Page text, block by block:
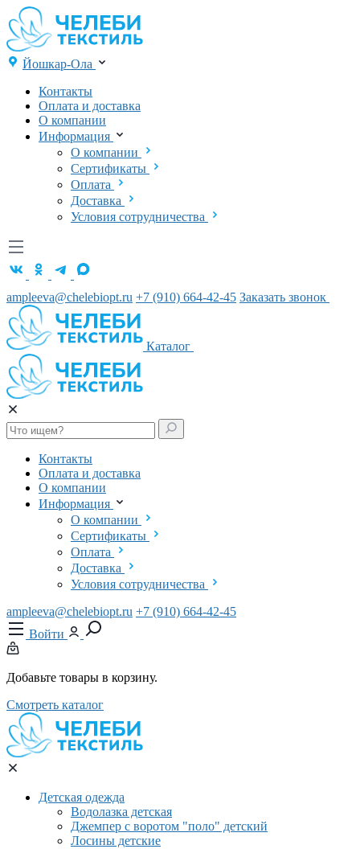
Йошкар-Ола
Контакты
Оплата и доставка
О компании
Информация
О компании
Сертификаты
Оплата
Доставка
Условия сотрудничества
ampleeva@chelebiopt.ru +7 (910) 664-42-45 Заказать звонок
Каталог
Контакты
Оплата и доставка
О компании
Информация
О компании
Сертификаты
Оплата
Доставка
Условия сотрудничества
ampleeva@chelebiopt.ru +7 (910) 664-42-45
Войти
Добавьте товары в корзину.
Смотреть каталог
Детская одежда
Водолазка детская
Джемпер с воротом "поло" детский
Лосины детские